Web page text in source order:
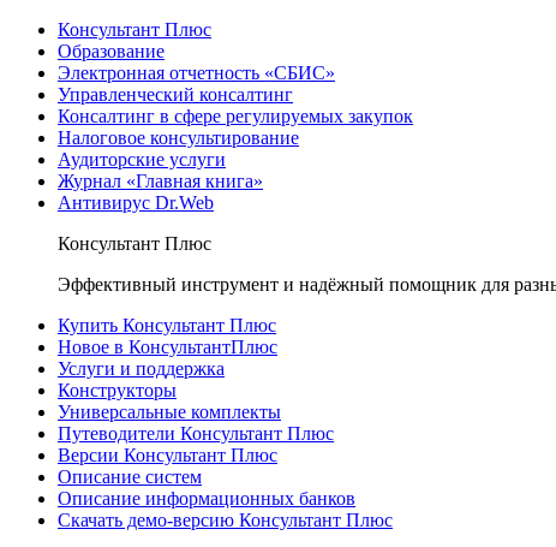
Консультант Плюс
Образование
Электронная отчетность «СБИС»
Управленческий консалтинг
Консалтинг в сфере регулируемых закупок
Налоговое консультирование
Аудиторские услуги
Журнал «Главная книга»
Антивирус Dr.Web
Консультант Плюс
Эффективный инструмент и надёжный помощник для
Купить Консультант Плюс
Новое в КонсультантПлюс
Услуги и поддержка
Конструкторы
Универсальные комплекты
Путеводители Консультант Плюс
Версии Консультант Плюс
Описание систем
Описание информационных банков
Скачать демо-версию Консультант Плюс